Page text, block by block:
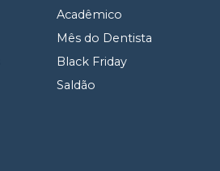
Acadêmico
Mês do Dentista
Black Friday
Saldão